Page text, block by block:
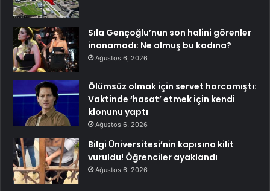
Sıla Gençoğlu’nun son halini görenler
inanamadı: Ne olmuş bu kadına?
Ağustos 6, 2026
Ölümsüz olmak için servet harcamıştı:
Vaktinde ‘hasat’ etmek için kendi
klonunu yaptı
Ağustos 6, 2026
Bilgi Üniversitesi’nin kapısına kilit
vuruldu! Öğrenciler ayaklandı
Ağustos 6, 2026